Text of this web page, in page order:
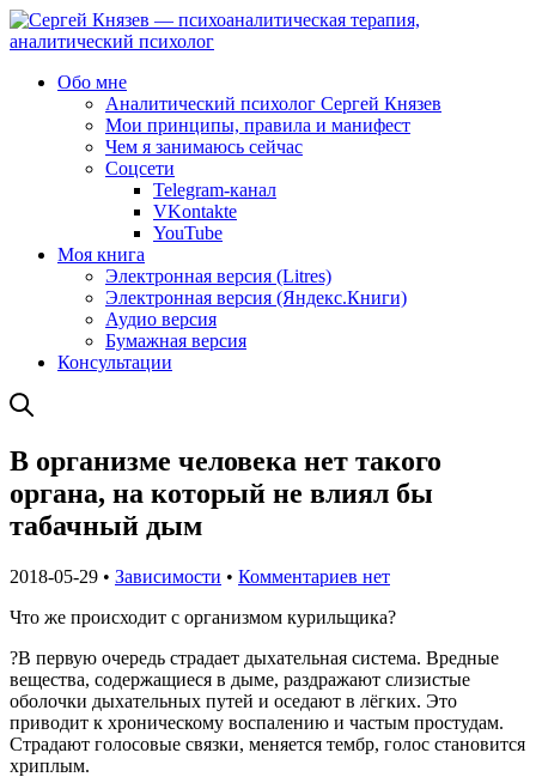
Обо мне
Аналитический психолог Сергей Князев
Мои принципы, правила и манифест
Чем я занимаюсь сейчас
Соцсети
Telegram-канал
VKontakte
YouTube
Моя книга
Электронная версия (Litres)
Электронная версия (Яндекс.Книги)
Аудио версия
Бумажная версия
Консультации
В организме человека нет такого
органа, на который не влиял бы
табачный дым
2018-05-29 • Зависимости • Комментариев нет
Что же происходит с организмом курильщика?
?В первую очередь страдает дыхательная система. Вредные
вещества, содержащиеся в дыме, раздражают слизистые
оболочки дыхательных путей и оседают в лёгких. Это
приводит к хроническому воспалению и частым простудам.
Страдают голосовые связки, меняется тембр, голос становится
хриплым.